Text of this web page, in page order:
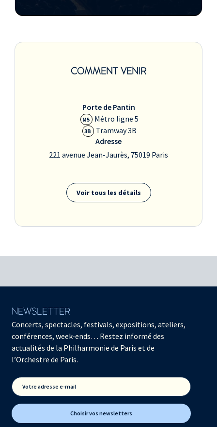
COMMENT VENIR
Porte de Pantin
M5 Métro ligne 5
3B
Tramway 3B
Adresse
221 avenue Jean-Jaurès, 75019 Paris
Voir tous les détails
NEWSLETTER
Concerts, spectacles, festivals, expositions, ateliers,
conférences, week-ends… Restez informé des
actualités de la Philharmonie de Paris et de
l’Orchestre de Paris.
Votre adresse e-mail
Choisir vos newsletters